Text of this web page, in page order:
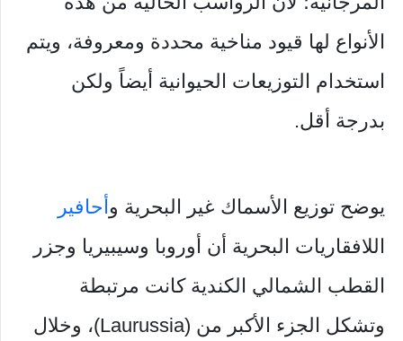
الأنواع لها قيود مناخية محددة ومعروفة، ويتم
استخدام التوزيعات الحيوانية أيضاً ولكن
بدرجة أقل.
يوضح توزيع الأسماك غير البحرية وأحافير
اللافقاريات البحرية أن أوروبا وسيبيريا وجزر
القطب الشمالي الكندية كانت مرتبطة
وتشكل الجزء الأكبر من (Laurussia)، وخلال